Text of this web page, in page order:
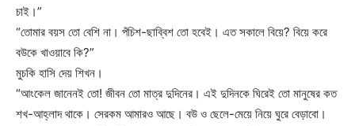
চাই।”
“তোমার বয়স তো বেশি না। পঁচিশ-ছাব্বিশ তো হবেই। এত সকালে বিয়ে? বিয়ে করে
বউকে খাওয়াবে কি?”
মুচকি হাসি দেয় শিখন।
“আংকেল জানেনই তো! জীবন তো মাত্র দুদিনের। এই দুদিনকে ঘিরেই তো মানুষের কত
শখ-আহ্লাদ থাকে। সেরকম আমারও আছে। বউ ও ছেলে-মেয়ে নিয়ে ঘুরে বেড়াবো।